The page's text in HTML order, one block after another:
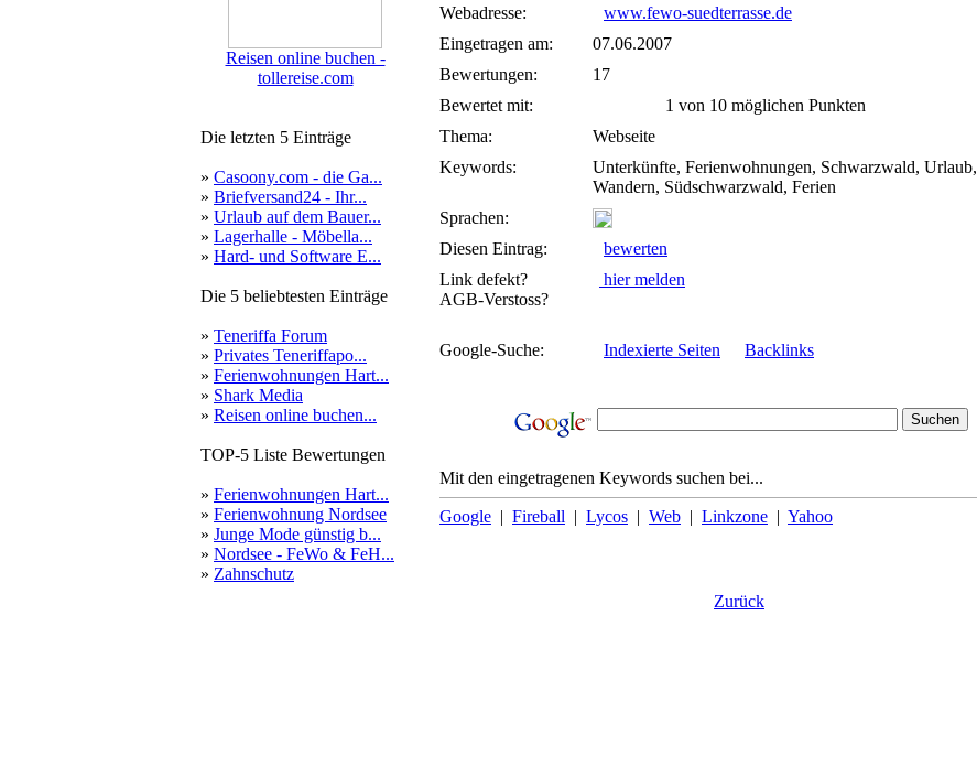
Reisen online buchen -
tollereise.com
Die letzten 5 Einträge
» Casoony.com - die Ga...
» Briefversand24 - Ihr...
» Urlaub auf dem Bauer...
» Lagerhalle - Möbella...
» Hard- und Software E...
Die 5 beliebtesten Einträge
» Teneriffa Forum
» Privates Teneriffapo...
» Ferienwohnungen Hart...
» Shark Media
» Reisen online buchen...
TOP-5 Liste Bewertungen
» Ferienwohnungen Hart...
» Ferienwohnung Nordsee
» Junge Mode günstig b...
» Nordsee - FeWo & FeH...
» Zahnschutz
Webadresse:
www.fewo-suedterrasse.de
Eingetragen am:
07.06.2007
Bewertungen:
17
Bewertet mit:
1 von 10 möglichen Punkten
Thema:
Webseite
Keywords:
Unterkünfte, Ferienwohnungen, Schwarzwald, Urlaub,
Wandern, Südschwarzwald, Ferien
Sprachen:
Diesen Eintrag:
bewerten
Link defekt?
AGB-Verstoss?
hier melden
Google-Suche: Indexierte Seiten Backlinks
Mit den eingetragenen Keywords suchen bei...
Google | Fireball | Lycos | Web | Linkzone | Yahoo
Zurück